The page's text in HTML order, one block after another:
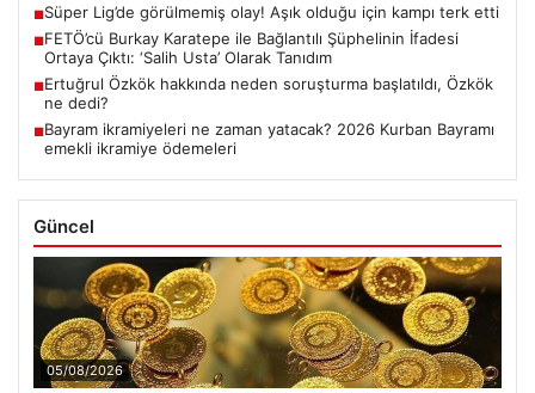
■Süper Lig’de görülmemiş olay! Aşık olduğu için kampı terk etti
■FETÖ’cü Burkay Karatepe ile Bağlantılı Şüphelinin İfadesi
Ortaya Çıktı: ‘Salih Usta’ Olarak Tanıdım
■Ertuğrul Özkök hakkında neden soruşturma başlatıldı, Özkök
ne dedi?
■Bayram ikramiyeleri ne zaman yatacak? 2026 Kurban Bayramı
emekli ikramiye ödemeleri
Güncel
05/08/2026